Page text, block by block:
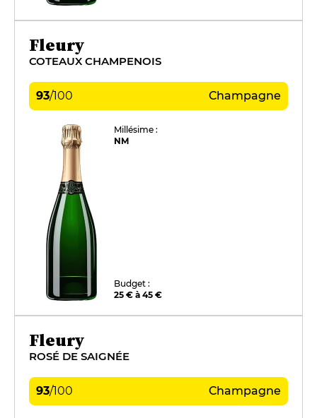
Fleury
COTEAUX CHAMPENOIS
93/100 Champagne
Millésime :
NM
Budget :
25 € à 45 €
Fleury
ROSÉ DE SAIGNÉE
93/100 Champagne